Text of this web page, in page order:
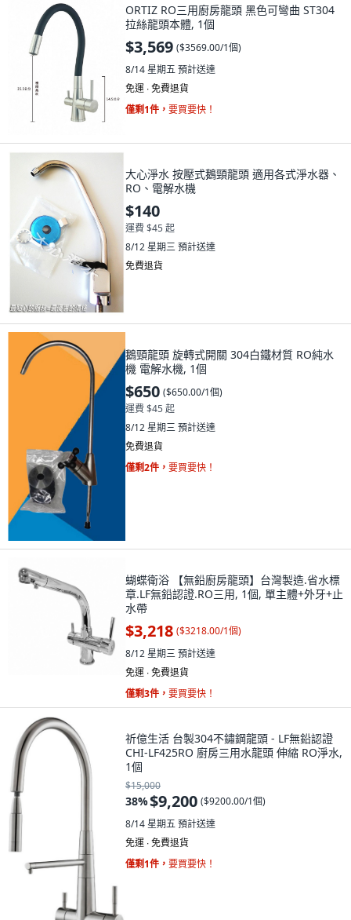
ORTIZ RO三用廚房龍頭 黑色可彎曲 ST304
拉絲龍頭本體, 1個
$3,569 ($3569.00/1個)
8/14 星期五預計送達
免運 ∙ 免費退貨
僅剩1件， 要買要快！
大心淨水 按壓式鵝頸龍頭 適用各式淨水器、
RO、電解水機
$140
運費 $45 起
8/12 星期三預計送達
免費退貨
鵝頸龍頭 旋轉式開關 304白鐵材質 RO純水
機 電解水機, 1個
$650 ($650.00/1個)
運費 $45 起
8/12 星期三預計送達
免費退貨
僅剩2件， 要買要快！
蝴蝶衛浴 【無鉛廚房龍頭】台灣製造.省水標
章.LF無鉛認證.RO三用, 1個, 單主體+外牙+止
水帶
$3,218 ($3218.00/1個)
8/12 星期三預計送達
免運 ∙ 免費退貨
僅剩3件， 要買要快！
祈億生活 台製304不鏽鋼龍頭 - LF無鉛認證
CHI-LF425RO 廚房三用水龍頭 伸縮 RO淨水,
1個
$15,000
38%$9,200 ($9200.00/1個)
8/14 星期五預計送達
免運 ∙ 免費退貨
僅剩1件， 要買要快！